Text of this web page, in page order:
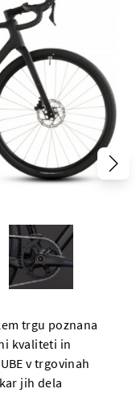
trgu poznana
kvaliteti in
v trgovinah
jih dela